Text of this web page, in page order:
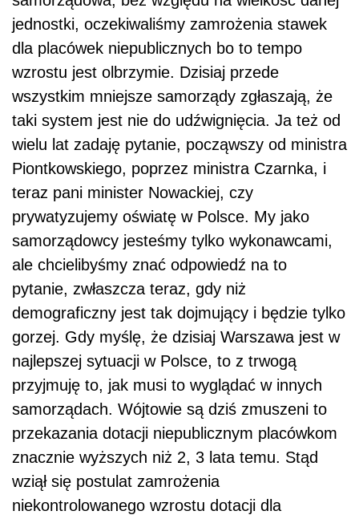
jednostki, oczekiwaliśmy zamrożenia stawek
dla placówek niepublicznych bo to tempo
wzrostu jest olbrzymie. Dzisiaj przede
wszystkim mniejsze samorządy zgłaszają, że
taki system jest nie do udźwignięcia. Ja też od
wielu lat zadaję pytanie, począwszy od ministra
Piontkowskiego, poprzez ministra Czarnka, i
teraz pani minister Nowackiej, czy
prywatyzujemy oświatę w Polsce. My jako
samorządowcy jesteśmy tylko wykonawcami,
ale chcielibyśmy znać odpowiedź na to
pytanie, zwłaszcza teraz, gdy niż
demograficzny jest tak dojmujący i będzie tylko
gorzej. Gdy myślę, że dzisiaj Warszawa jest w
najlepszej sytuacji w Polsce, to z trwogą
przyjmuję to, jak musi to wyglądać w innych
samorządach. Wójtowie są dziś zmuszeni to
przekazania dotacji niepublicznym placówkom
znacznie wyższych niż 2, 3 lata temu. Stąd
wziął się postulat zamrożenia
niekontrolowanego wzrostu dotacji dla